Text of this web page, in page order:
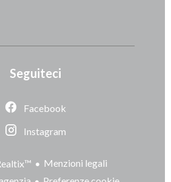
Seguiteci
Facebook
Instagram
Menzioni legali